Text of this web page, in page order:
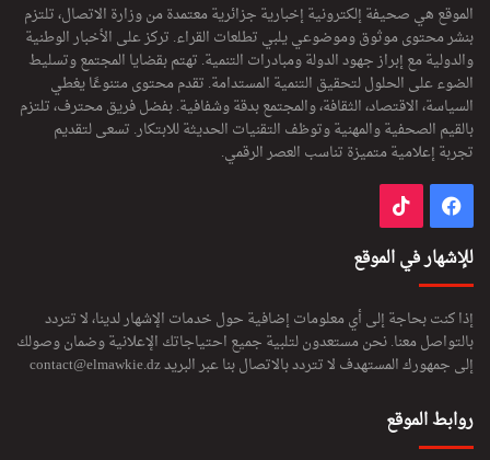
الموقع هي صحيفة إلكترونية إخبارية جزائرية معتمدة من وزارة الاتصال، تلتزم
بنشر محتوى موثوق وموضوعي يلبي تطلعات القراء. تركز على الأخبار الوطنية
والدولية مع إبراز جهود الدولة ومبادرات التنمية. تهتم بقضايا المجتمع وتسليط
الضوء على الحلول لتحقيق التنمية المستدامة. تقدم محتوى متنوعًا يغطي
السياسة، الاقتصاد، الثقافة، والمجتمع بدقة وشفافية. بفضل فريق محترف، تلتزم
بالقيم الصحفية والمهنية وتوظف التقنيات الحديثة للابتكار. تسعى لتقديم
تجربة إعلامية متميزة تناسب العصر الرقمي.
فيسبوك
للإشهار في الموقع
إذا كنت بحاجة إلى أي معلومات إضافية حول خدمات الإشهار لدينا، لا تتردد
بالتواصل معنا. نحن مستعدون لتلبية جميع احتياجاتك الإعلانية وضمان وصولك
إلى جمهورك المستهدف لا تتردد بالاتصال بنا عبر البريدcontact@elmawkie.dz
روابط الموقع